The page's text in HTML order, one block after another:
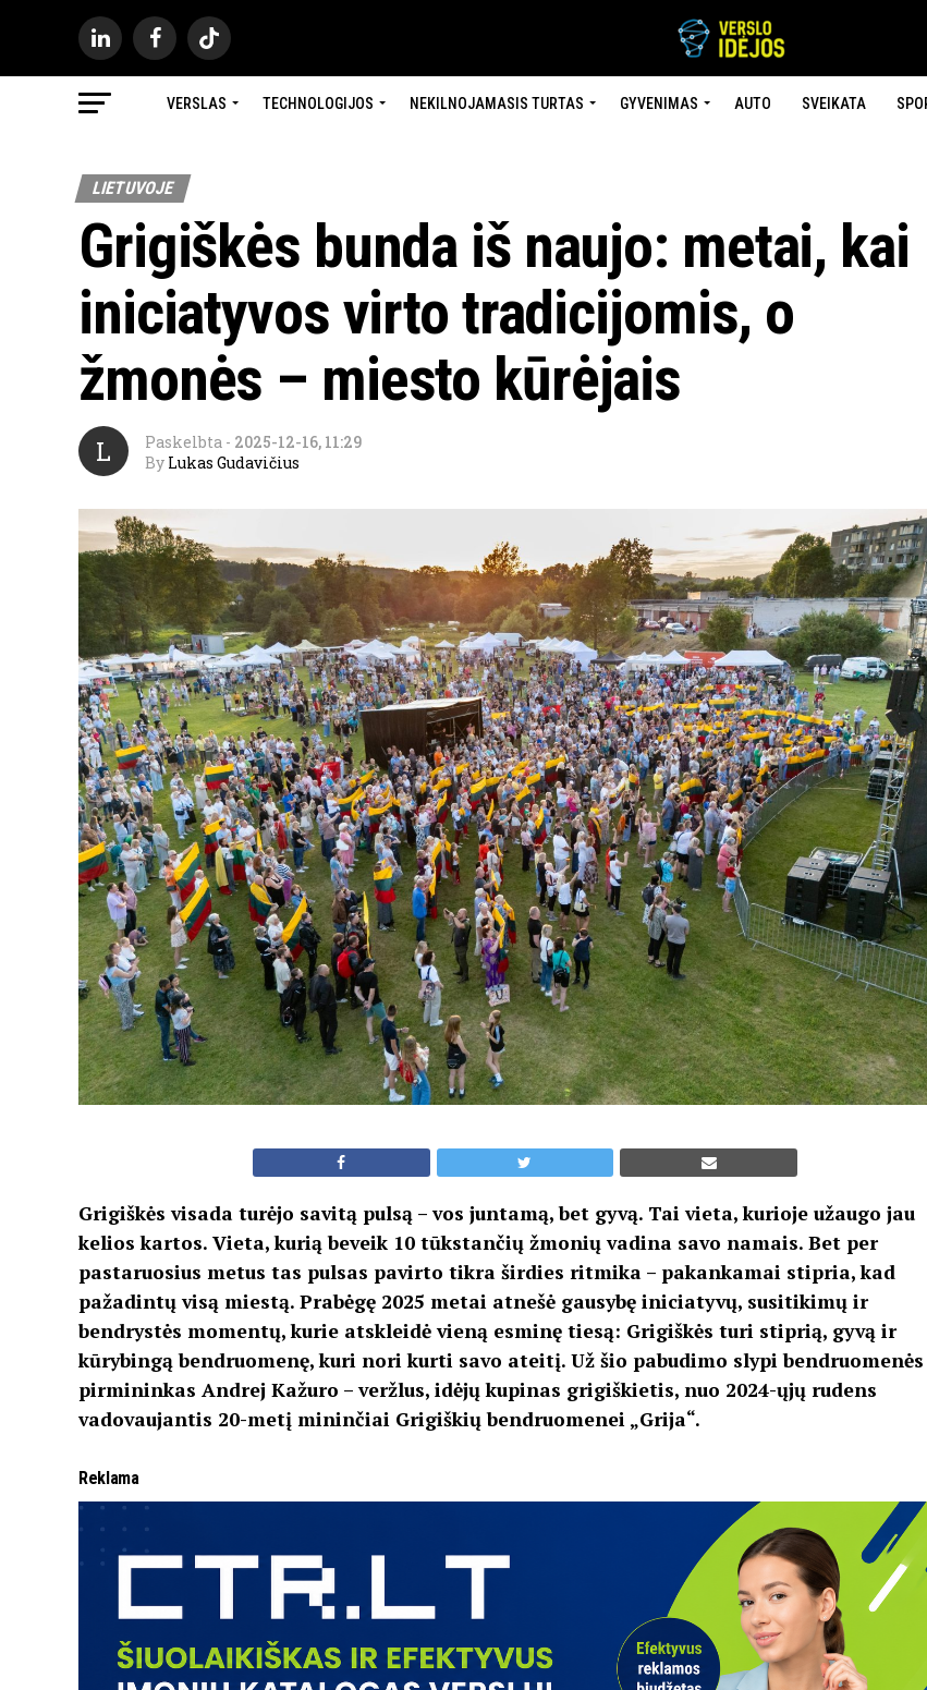
VERSLAS TECHNOLOGIJOS NEKILNOJAMASIS TURTAS GYVENIMAS AUTO SVEIKATA
LIETUVOJE
Grigiškės bunda iš naujo: metai, kai
iniciatyvos virto tradicijomis, o
žmonės – miesto kūrėjais
L Paskelbta - 2025-12-16, 11:29
By Lukas Gudavičius
Grigiškės visada turėjo savitą pulsą – vos juntamą, bet gyvą. Tai vieta, kurioje užaugo jau
kelios kartos. Vieta, kurią beveik 10 tūkstančių žmonių vadina savo namais. Bet per
pastaruosius metus tas pulsas pavirto tikra širdies ritmika – pakankamai stipria, kad
pažadintų visą miestą. Prabėgę 2025 metai atnešė gausybę iniciatyvų, susitikimų ir
bendrystės momentų, kurie atskleidė vieną esminę tiesą: Grigiškės turi stiprią, gyvą ir
kūrybingą bendruomenę, kuri nori kurti savo ateitį. Už šio pabudimo slypi bendruomenės
pirmininkas Andrej Kažuro – veržlus, idėjų kupinas grigiškietis, nuo 2024-ųjų rudens
vadovaujantis 20-metį mininčiai Grigiškių bendruomenei „Grija“.
Reklama